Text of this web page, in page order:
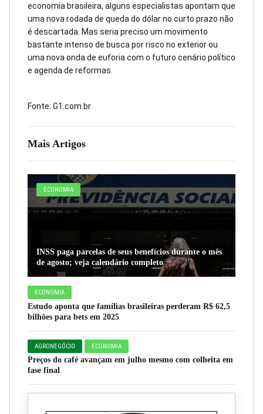
Mais Artigos
ECONOMIA
INSS paga parcelas de seus benefícios durante o mês
de agosto; veja calendário completo
ECONOMIA
Estudo aponta que famílias brasileiras perderam R$ 62,5
bilhões para bets em 2025
AGRONEGÓCIO ECONOMIA
Preços do café avançam em julho mesmo com colheita em
fase final
economia brasileira, alguns especialistas apontam que
uma nova rodada de queda do dólar no curto prazo não
é descartada. Mas seria preciso um movimento
bastante intenso de busca por risco no exterior ou
uma nova onda de euforia com o futuro cenário político
e agenda de reformas.
Fonte: G1.com.br